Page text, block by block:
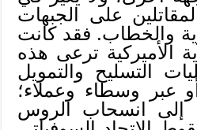
على الجبهات
والخطاب. فقد كانت
الأميركية ترعى هذه
التسليح والتمويل
عبر وسطاء وعملاء؛
إلى انسحاب الروس